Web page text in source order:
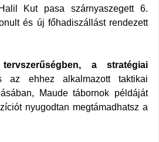
Kut pasa szárnyaszegett 6.
és új főhadiszállást rendezett
a stratégiai
az ehhez alkalmazott taktikai
Maude tábornok példáját
nyugodtan megtámadhatsz a